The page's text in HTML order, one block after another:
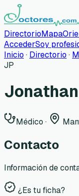
DirectorioMapa
AccederSoy
Inicio · Directorio ·
JP
Médico ·
Contacto
Información de
¿Es tu ficha?